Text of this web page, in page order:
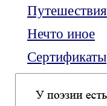
Путешествия
Нечто иное
Сертификаты